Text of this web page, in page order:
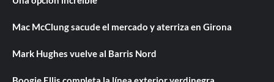
Mac McClung sacude el mercado y aterriza en Girona
Mark Hughes vuelve al Barris Nord